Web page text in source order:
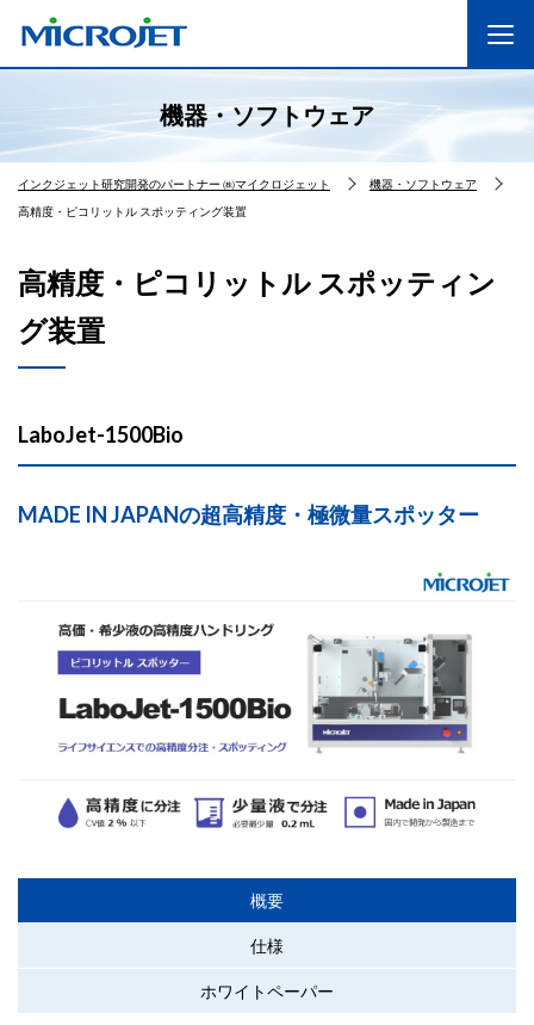
機器・ソフトウェア
インクジェット研究開発のパートナー ㈱マイクロジェット
機器・ソフトウェア
高精度・ピコリットル スポッティング装置
高精度・ピコリットル スポッティン
グ装置
LaboJet-1500Bio
MADE IN JAPANの超高精度・極微量スポッター
概要
仕様
ホワイトペーパー